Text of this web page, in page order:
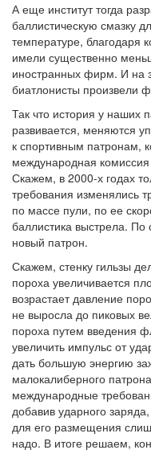
А еще институт тогда
баллистическую смазку
температуре, благодаря
имели существенно
иностранных фирм. И на
биатлонисты произвели
Так что история у наших
развивается, меняются
к спортивным патронам,
международная
Скажем, в 2000-х годах
требования изменялись
по массе пули, по ее
баллистика выстрела. По
новый патрон.
Скажем, стенку гильзы
пороха увеличивается
возрастает давление
не выросла до пиковых
пороха путем введения
увеличить импульс от
дать большую энергию
малокалиберного
международные
добавив ударного
для его размещения
надо. В итоге решаем,